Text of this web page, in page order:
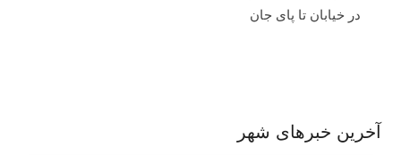
در خیابان تا پای جان
آخرین خبرهای شهر